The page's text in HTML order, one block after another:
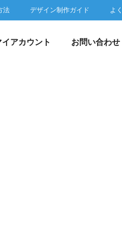
法 デザイン制作ガイド よ
イアカウント お問い合わせ